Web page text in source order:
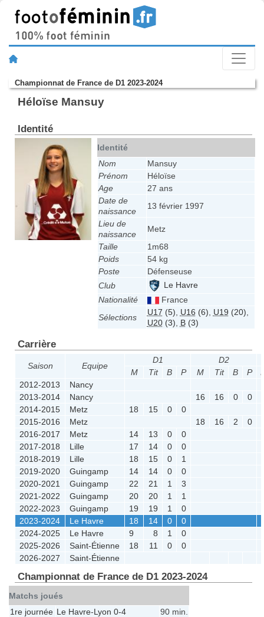
Championnat de France de D1 2023-2024
Héloïse Mansuy
Identité
Identité
Nom
Mansuy
Prénom
Héloïse
Age
27 ans
Date de
naissance
13 février 1997
Lieu de
naissance
Metz
Taille
1m68
Poids
54 kg
Poste
Défenseuse
Club
Le Havre
Nationalité
France
Sélections
U17 (5), U16 (6), U19 (20),
U20(3), B(3)
Carrière
Saison Equipe
D1
D2
M
Tit B P M Tit B P
2012-2013
Nancy
2013-2014
Nancy 16 16 0
0
2014-2015
Metz 18 15 0
0
2015-2016
Metz 18 16 2
0
2016-2017
Metz 14 13 0
0
2017-2018
Lille 17 14 0
0
2018-2019
Lille 18 15 0
1
2019-2020
Guingamp 14 14 0
0
2020-2021
Guingamp 22 21 1
3
2021-2022
Guingamp 20 20 1
1
2022-2023
Guingamp 19 19 1
0
2023-2024
Le Havre 18 14 0
0
2024-2025
Le Havre 9 8 1
0
2025-2026
Saint-Étienne 18 11 0
0
2026-2027
Saint-Étienne
Championnat de France de D1 2023-2024
Matchs joués
1re journée Le Havre-Lyon 0-4
90 min.